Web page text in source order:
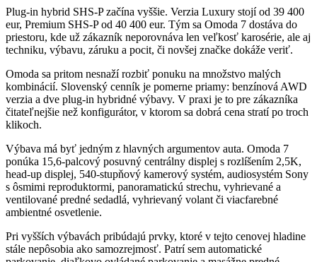
Plug-in hybrid SHS-P začína vyššie. Verzia Luxury stojí od 39 400
eur, Premium SHS-P od 40 400 eur. Tým sa Omoda 7 dostáva do
priestoru, kde už zákazník neporovnáva len veľkosť karosérie, ale aj
techniku, výbavu, záruku a pocit, či novšej značke dokáže veriť.
Omoda sa pritom nesnaží rozbiť ponuku na množstvo malých
kombinácií. Slovenský cenník je pomerne priamy: benzínová AWD
verzia a dve plug-in hybridné výbavy. V praxi je to pre zákazníka
čitateľnejšie než konfigurátor, v ktorom sa dobrá cena stratí po troch
klikoch.
Výbava má byť jedným z hlavných argumentov auta. Omoda 7
ponúka 15,6-palcový posuvný centrálny displej s rozlíšením 2,5K,
head-up displej, 540-stupňový kamerový systém, audiosystém Sony
s ôsmimi reproduktormi, panoramatickú strechu, vyhrievané a
ventilované predné sedadlá, vyhrievaný volant či viacfarebné
ambientné osvetlenie.
Pri vyšších výbavách pribúdajú prvky, ktoré v tejto cenovej hladine
stále nepôsobia ako samozrejmosť. Patrí sem automatické